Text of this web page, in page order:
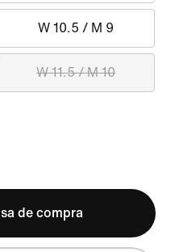
W 10.5 / M 9
W 11.5 / M 10
de compra